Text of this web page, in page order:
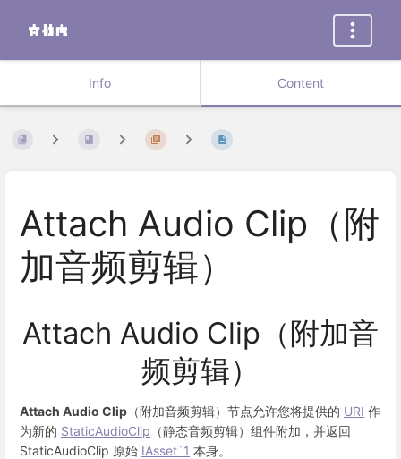
Info Content
Attach Audio Clip（附
加音频剪辑）
Attach Audio Clip（附加音
频剪辑）
Attach Audio Clip （附加音频剪辑）节点允许您将提供的 URI 作
为新的 StaticAudioClip （静态音频剪辑）组件附加，并返回
StaticAudioClip 原始 IAsset`1 本身。